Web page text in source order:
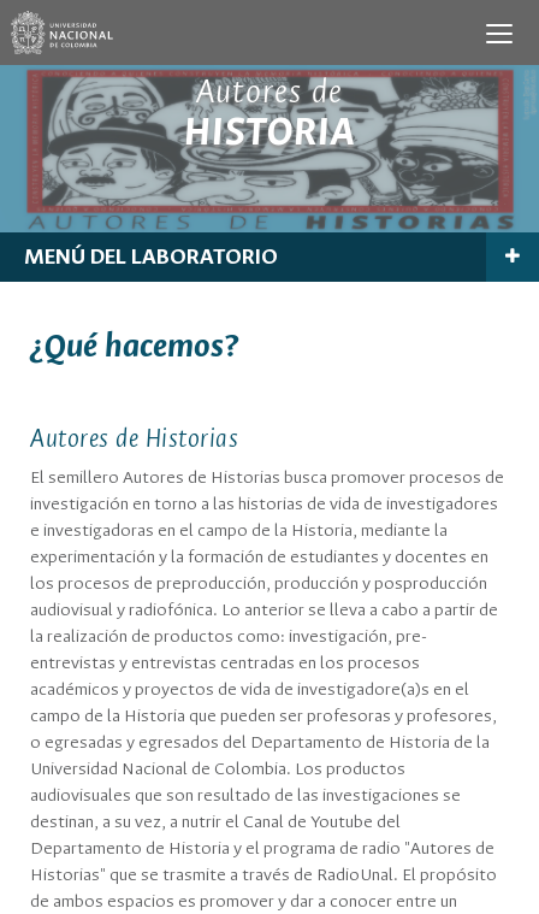
Autores de
HISTORIA
MENÚ DEL LABORATORIO
¿Qué hacemos?
Autores de Historias
El semillero Autores de Historias busca promover procesos de
investigación en torno a las historias de vida de investigadores
e investigadoras en el campo de la Historia, mediante la
experimentación y la formación de estudiantes y docentes en
los procesos de preproducción, producción y posproducción
audiovisual y radiofónica. Lo anterior se lleva a cabo a partir de
la realización de productos como: investigación, pre-
entrevistas y entrevistas centradas en los procesos
académicos y proyectos de vida de investigadore(a)s en el
campo de la Historia que pueden ser profesoras y profesores,
o egresadas y egresados del Departamento de Historia de la
Universidad Nacional de Colombia. Los productos
audiovisuales que son resultado de las investigaciones se
destinan, a su vez, a nutrir el Canal de Youtube del
Departamento de Historia y el programa de radio "Autores de
Historias" que se trasmite a través de RadioUnal. El propósito
de ambos espacios es promover y dar a conocer entre un